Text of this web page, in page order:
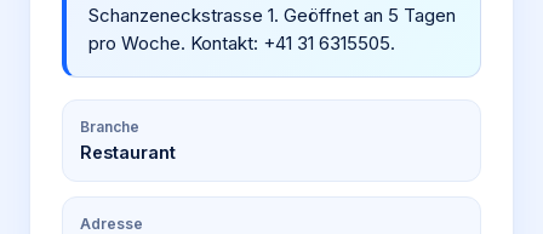
Schanzeneckstrasse 1. Geöffnet an 5 Tagen
pro Woche. Kontakt: +41 31 6315505.
Branche
Restaurant
Adresse